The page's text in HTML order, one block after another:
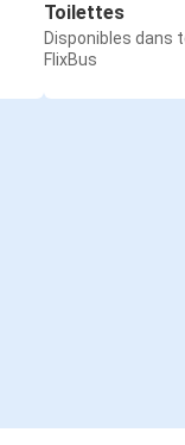
Toilettes
Disponibles dans
FlixBus